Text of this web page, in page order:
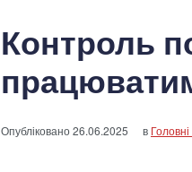
Контроль
Опубліковано26.06.2025 в